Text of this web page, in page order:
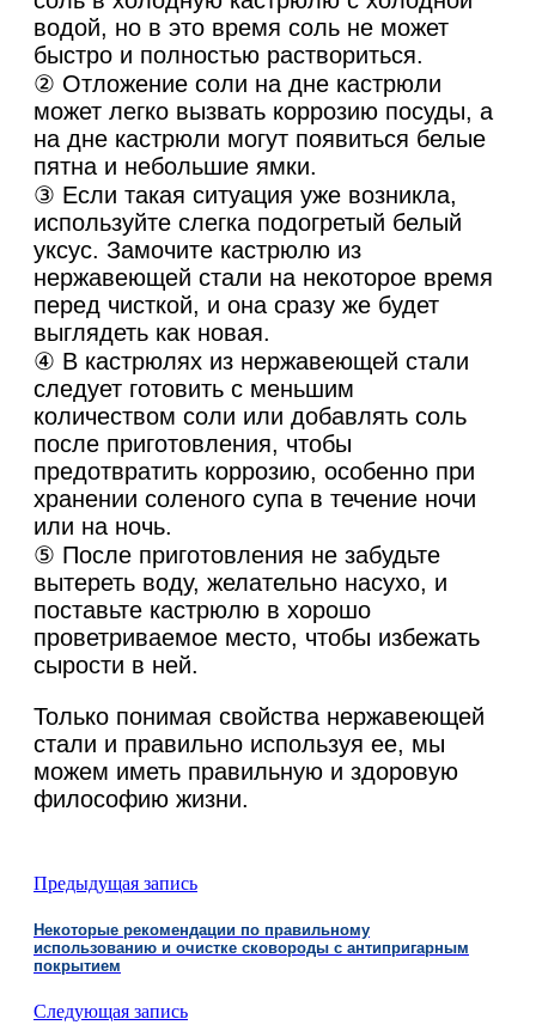
водой, но в это время соль не может
быстро и полностью раствориться.
② Отложение соли на дне кастрюли
может легко вызвать коррозию посуды, а
на дне кастрюли могут появиться белые
пятна и небольшие ямки.
③ Если такая ситуация уже возникла,
используйте слегка подогретый белый
уксус. Замочите кастрюлю из
нержавеющей стали на некоторое время
перед чисткой, и она сразу же будет
выглядеть как новая.
④ В кастрюлях из нержавеющей стали
следует готовить с меньшим
количеством соли или добавлять соль
после приготовления, чтобы
предотвратить коррозию, особенно при
хранении соленого супа в течение ночи
или на ночь.
⑤ После приготовления не забудьте
вытереть воду, желательно насухо, и
поставьте кастрюлю в хорошо
проветриваемое место, чтобы избежать
сырости в ней.
Только понимая свойства нержавеющей
стали и правильно используя ее, мы
можем иметь правильную и здоровую
философию жизни.
Предыдущая запись
Некоторые рекомендации по правильному
использованию и очистке сковороды с антипригарным
покрытием
Следующая запись